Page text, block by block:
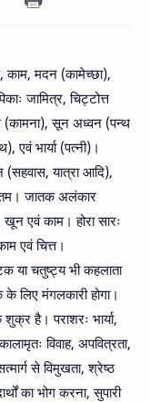
काम, मदन (कामेच्छा),
जामित्र, चिट्टोत्त
सून अध्वन (पन्थ
एवं भार्या (पत्नी)।
(सहवास, यात्रा आदि),
जातक अलंकार
एवं काम। होरा सारः
एवं चित्त।
या चतुष्ट्य भी कहलाता
लिए मंगलकारी होगा।
है। पराशरः भार्या,
विवाह, अपवित्रता,
से विमुखता, श्रेष्ठ
का भोग करना, सुपारी